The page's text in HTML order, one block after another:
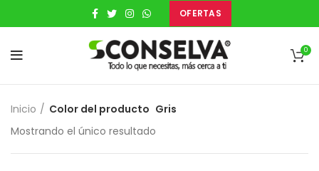
OFERTAS
0
Inicio Color del producto Gris
Mostrando el único resultado